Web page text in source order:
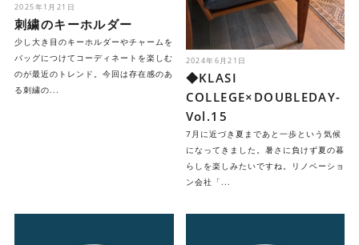
2025年1月21日
刺繍のキーホルダー
少し大き目のキーホルダーやチャームを
バッグにつけてコーディネートを楽しむ
のが最近のトレンド。今回は存在感のあ
る刺繍の...
2024年6月21日
◆KLASI
COLLEGE×DOUBLEDAY-
Vol.15
7月に近づき夏まであと一歩という気候
になってきました。暑さに負けず夏の暮
らしを楽しみたいですね。リノベーショ
ン会社「...